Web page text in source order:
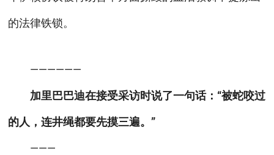
的法律铁锁。
——————
加里巴巴迪在接受采访时说了一句话：“被蛇咬过
的人，连井绳都要先摸三遍。”
———